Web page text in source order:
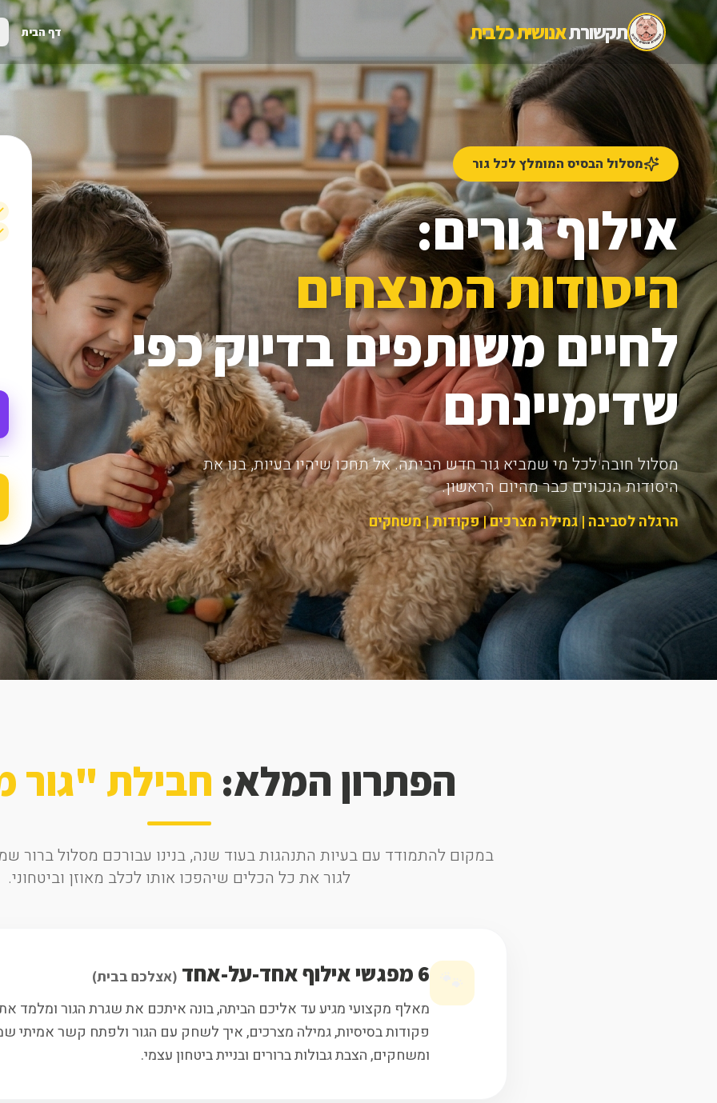
תקשורתאנושית כלבית דף הבית
מסלול הבסיס המומלץ לכל גור
אילוף גורים:
היסודות המנצחים
לחיים משותפים בדיוק כפי
שדימיינתם
מסלול חובה לכל מי שמביא גור חדש הביתה. אל תחכו שיהיו בעיות, בנו את
היסודות הנכונים כבר מהיום הראשון.
הרגלה לסביבה | גמילה מצרכים | פקודות | משחקים
הפתרון המלא: חבילת "גור
במקום להתמודד עם בעיות התנהגות בעוד שנה, בנינו עבורכם מסלול ברור
לגור את כל הכלים שיהפכו אותו לכלב מאוזן וביטחוני.
6 מפגשי אילוף אחד-על-אחד (אצלכם בבית)
מאלף מקצועי מגיע עד אליכם הביתה, בונה איתכם את שגרת הגור ומלמד
פקודות בסיסיות, גמילה מצרכים, איך לשחק עם הגור ולפתח קשר אמיתי
ומשחקים, הצבת גבולות ברורים ובניית ביטחון עצמי.